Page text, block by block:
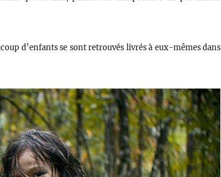
d’enfants se sont retrouvés livrés à eux-mêmes dans